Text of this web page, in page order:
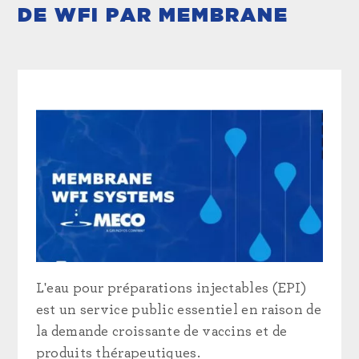
DE WFI PAR MEMBRANE
L'eau pour préparations injectables (EPI)
est un service public essentiel en raison de
la demande croissante de vaccins et de
produits thérapeutiques.